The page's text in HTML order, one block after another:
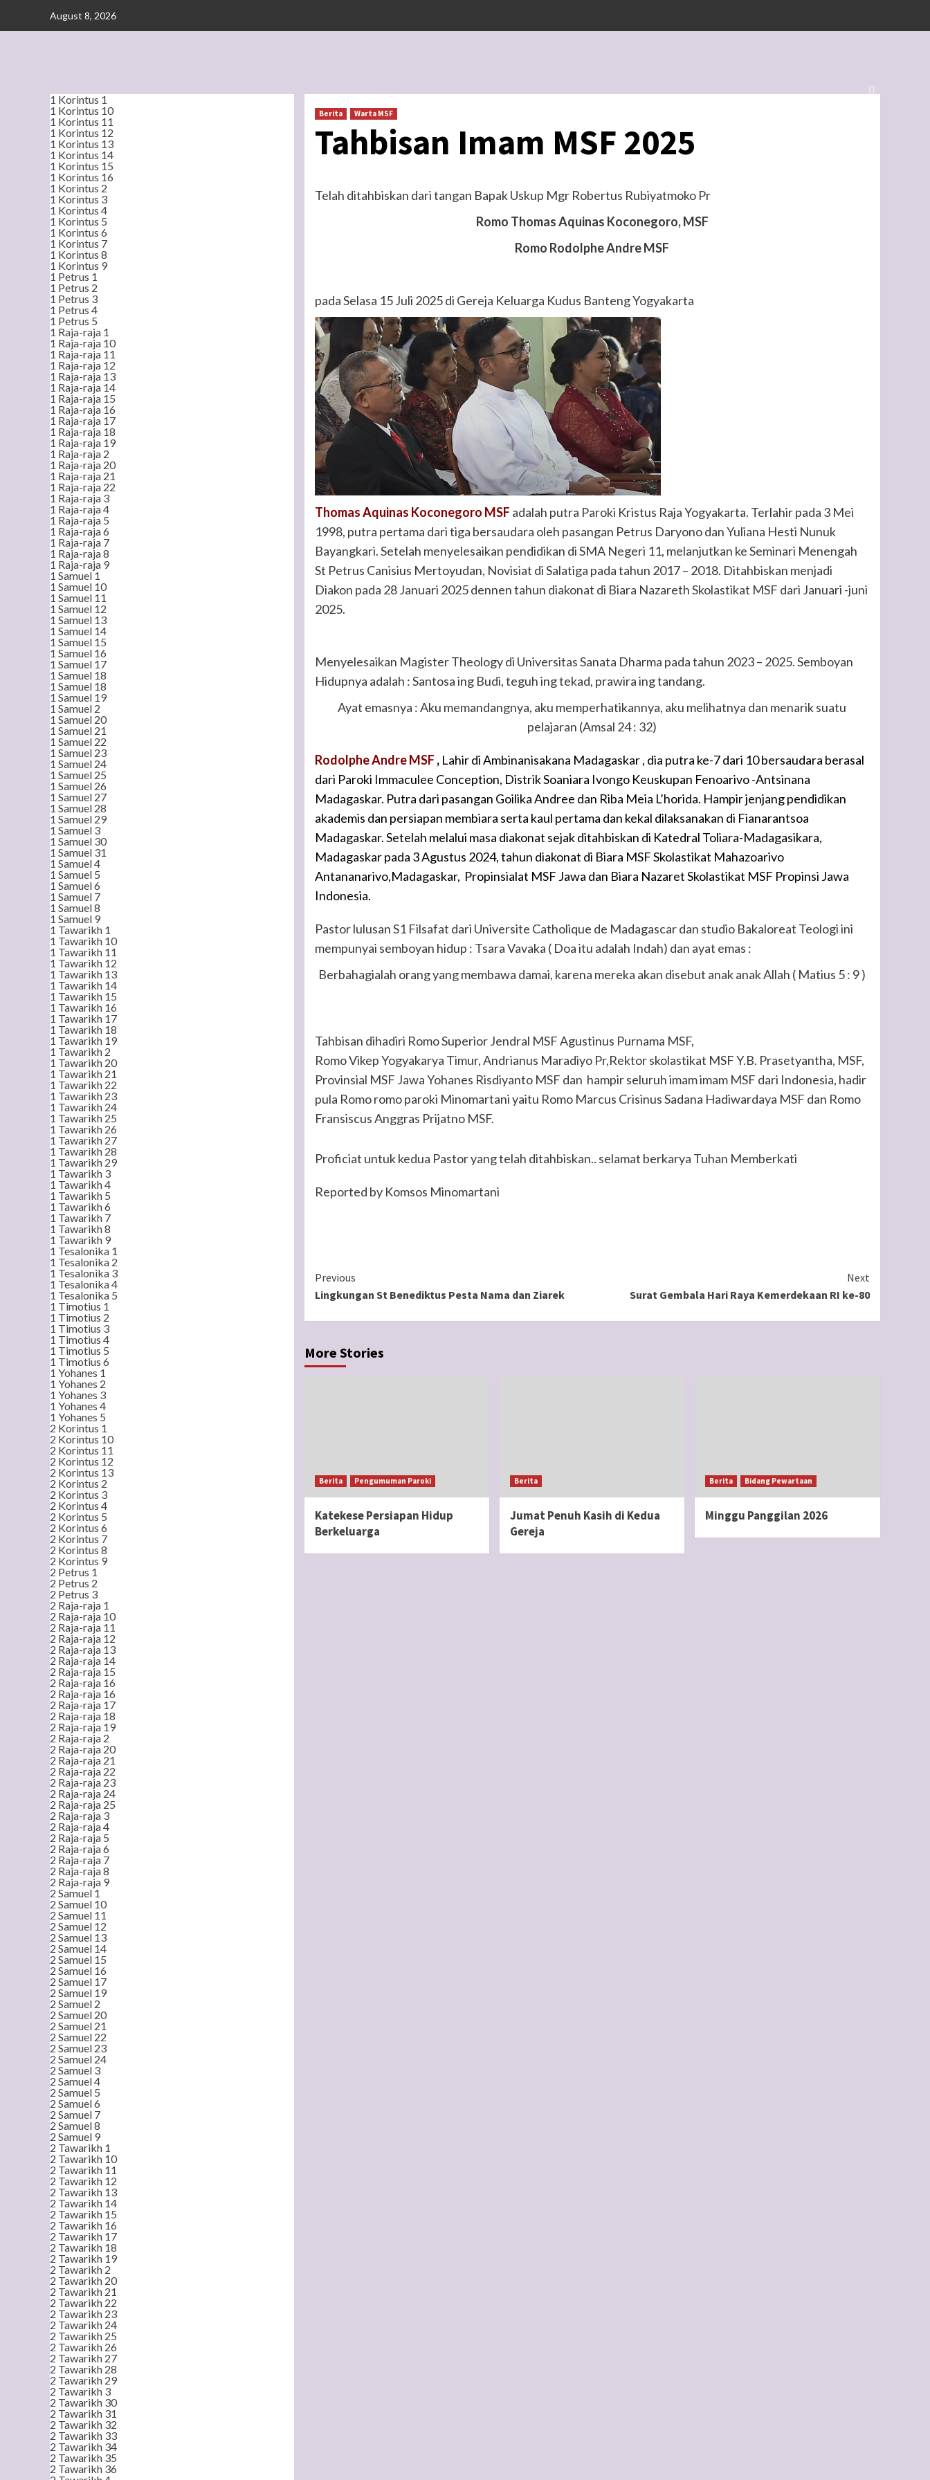
August 8, 2026
Berita Warta MSF
Tahbisan Imam MSF 2025
Telah ditahbiskan dari tangan Bapak Uskup Mgr Robertus Rubiyatmoko Pr
Romo Thomas Aquinas Koconegoro, MSF
Romo Rodolphe Andre MSF
pada Selasa 15 Juli 2025 di Gereja Keluarga Kudus Banteng Yogyakarta
Thomas Aquinas Koconegoro MSF adalah putra Paroki Kristus Raja Yogyakarta. Terlahir pada 3 Mei
1998, putra pertama dari tiga bersaudara oleh pasangan Petrus Daryono dan Yuliana Hesti Nunuk
Bayangkari. Setelah menyelesaikan pendidikan di SMA Negeri 11, melanjutkan ke Seminari Menengah
St Petrus Canisius Mertoyudan, Novisiat di Salatiga pada tahun 2017 – 2018. Ditahbiskan menjadi
Diakon pada 28 Januari 2025 dennen tahun diakonat di Biara Nazareth Skolastikat MSF dari Januari -juni
2025.
Menyelesaikan Magister Theology di Universitas Sanata Dharma pada tahun 2023 – 2025. Semboyan
Hidupnya adalah : Santosa ing Budi, teguh ing tekad, prawira ing tandang.
Ayat emasnya : Aku memandangnya, aku memperhatikannya, aku melihatnya dan menarik suatu
pelajaran (Amsal 24 : 32)
Rodolphe Andre MSF , Lahir diAmbinanisakana Madagaskar , dia putra ke-7 dari 10 bersaudara berasal
dari Paroki Immaculee Conception, Distrik Soaniara Ivongo Keuskupan Fenoarivo -Antsinana
Madagaskar. Putra dari pasangan Goilika Andree dan Riba Meia L’horida. Hampir jenjang pendidikan
akademis dan persiapan membiara serta kaul pertama dan kekal dilaksanakan di Fianarantsoa
Madagaskar. Setelah melalui masa diakonat sejak ditahbiskan di Katedral Toliara-Madagasikara,
Madagaskar pada 3 Agustus 2024, tahun diakonat di Biara MSF Skolastikat Mahazoarivo
Antananarivo,Madagaskar, Propinsialat MSF Jawa dan Biara Nazaret Skolastikat MSF Propinsi Jawa
Indonesia.
Pastor lulusan S1 Filsafat dari Universite Catholique de Madagascar dan studio Bakaloreat Teologi ini
mempunyai semboyan hidup : Tsara Vavaka ( Doa itu adalah Indah) dan ayat emas :
Berbahagialah orang yang membawa damai, karena mereka akan disebut anak anak Allah ( Matius 5 : 9 )
Tahbisan dihadiri Romo Superior Jendral MSF Agustinus Purnama MSF,
Romo Vikep Yogyakarya Timur, Andrianus Maradiyo Pr,Rektor skolastikat MSF Y.B. Prasetyantha, MSF,
Provinsial MSF Jawa Yohanes Risdiyanto MSF dan hampir seluruh imam imam MSF dari Indonesia, hadir
pula Romo romo paroki Minomartani yaitu Romo Marcus Crisinus Sadana Hadiwardaya MSF dan Romo
Fransiscus Anggras Prijatno MSF.
Proficiat untuk kedua Pastor yang telah ditahbiskan.. selamat berkarya Tuhan Memberkati
Reported by Komsos Minomartani
Continue
Reading
Previous
Lingkungan St Benediktus Pesta Nama dan Ziarek
Next
Surat Gembala Hari Raya Kemerdekaan RI ke-80
More Stories
Berita Pengumuman Paroki
Katekese Persiapan Hidup
Berkeluarga
Berita
Jumat Penuh Kasih di Kedua
Gereja
Berita Bidang Pewartaan
Minggu Panggilan 2026
1 Korintus 1
1 Korintus 10
1 Korintus 11
1 Korintus 12
1 Korintus 13
1 Korintus 14
1 Korintus 15
1 Korintus 16
1 Korintus 2
1 Korintus 3
1 Korintus 4
1 Korintus 5
1 Korintus 6
1 Korintus 7
1 Korintus 8
1 Korintus 9
1 Petrus 1
1 Petrus 2
1 Petrus 3
1 Petrus 4
1 Petrus 5
1 Raja-raja 1
1 Raja-raja 10
1 Raja-raja 11
1 Raja-raja 12
1 Raja-raja 13
1 Raja-raja 14
1 Raja-raja 15
1 Raja-raja 16
1 Raja-raja 17
1 Raja-raja 18
1 Raja-raja 19
1 Raja-raja 2
1 Raja-raja 20
1 Raja-raja 21
1 Raja-raja 22
1 Raja-raja 3
1 Raja-raja 4
1 Raja-raja 5
1 Raja-raja 6
1 Raja-raja 7
1 Raja-raja 8
1 Raja-raja 9
1 Samuel 1
1 Samuel 10
1 Samuel 11
1 Samuel 12
1 Samuel 13
1 Samuel 14
1 Samuel 15
1 Samuel 16
1 Samuel 17
1 Samuel 18
1 Samuel 18
1 Samuel 19
1 Samuel 2
1 Samuel 20
1 Samuel 21
1 Samuel 22
1 Samuel 23
1 Samuel 24
1 Samuel 25
1 Samuel 26
1 Samuel 27
1 Samuel 28
1 Samuel 29
1 Samuel 3
1 Samuel 30
1 Samuel 31
1 Samuel 4
1 Samuel 5
1 Samuel 6
1 Samuel 7
1 Samuel 8
1 Samuel 9
1 Tawarikh 1
1 Tawarikh 10
1 Tawarikh 11
1 Tawarikh 12
1 Tawarikh 13
1 Tawarikh 14
1 Tawarikh 15
1 Tawarikh 16
1 Tawarikh 17
1 Tawarikh 18
1 Tawarikh 19
1 Tawarikh 2
1 Tawarikh 20
1 Tawarikh 21
1 Tawarikh 22
1 Tawarikh 23
1 Tawarikh 24
1 Tawarikh 25
1 Tawarikh 26
1 Tawarikh 27
1 Tawarikh 28
1 Tawarikh 29
1 Tawarikh 3
1 Tawarikh 4
1 Tawarikh 5
1 Tawarikh 6
1 Tawarikh 7
1 Tawarikh 8
1 Tawarikh 9
1 Tesalonika 1
1 Tesalonika 2
1 Tesalonika 3
1 Tesalonika 4
1 Tesalonika 5
1 Timotius 1
1 Timotius 2
1 Timotius 3
1 Timotius 4
1 Timotius 5
1 Timotius 6
1 Yohanes 1
1 Yohanes 2
1 Yohanes 3
1 Yohanes 4
1 Yohanes 5
2 Korintus 1
2 Korintus 10
2 Korintus 11
2 Korintus 12
2 Korintus 13
2 Korintus 2
2 Korintus 3
2 Korintus 4
2 Korintus 5
2 Korintus 6
2 Korintus 7
2 Korintus 8
2 Korintus 9
2 Petrus 1
2 Petrus 2
2 Petrus 3
2 Raja-raja 1
2 Raja-raja 10
2 Raja-raja 11
2 Raja-raja 12
2 Raja-raja 13
2 Raja-raja 14
2 Raja-raja 15
2 Raja-raja 16
2 Raja-raja 16
2 Raja-raja 17
2 Raja-raja 18
2 Raja-raja 19
2 Raja-raja 2
2 Raja-raja 20
2 Raja-raja 21
2 Raja-raja 22
2 Raja-raja 23
2 Raja-raja 24
2 Raja-raja 25
2 Raja-raja 3
2 Raja-raja 4
2 Raja-raja 5
2 Raja-raja 6
2 Raja-raja 7
2 Raja-raja 8
2 Raja-raja 9
2 Samuel 1
2 Samuel 10
2 Samuel 11
2 Samuel 12
2 Samuel 13
2 Samuel 14
2 Samuel 15
2 Samuel 16
2 Samuel 17
2 Samuel 19
2 Samuel 2
2 Samuel 20
2 Samuel 21
2 Samuel 22
2 Samuel 23
2 Samuel 24
2 Samuel 3
2 Samuel 4
2 Samuel 5
2 Samuel 6
2 Samuel 7
2 Samuel 8
2 Samuel 9
2 Tawarikh 1
2 Tawarikh 10
2 Tawarikh 11
2 Tawarikh 12
2 Tawarikh 13
2 Tawarikh 14
2 Tawarikh 15
2 Tawarikh 16
2 Tawarikh 17
2 Tawarikh 18
2 Tawarikh 19
2 Tawarikh 2
2 Tawarikh 20
2 Tawarikh 21
2 Tawarikh 22
2 Tawarikh 23
2 Tawarikh 24
2 Tawarikh 25
2 Tawarikh 26
2 Tawarikh 27
2 Tawarikh 28
2 Tawarikh 29
2 Tawarikh 3
2 Tawarikh 30
2 Tawarikh 31
2 Tawarikh 32
2 Tawarikh 33
2 Tawarikh 34
2 Tawarikh 35
2 Tawarikh 36